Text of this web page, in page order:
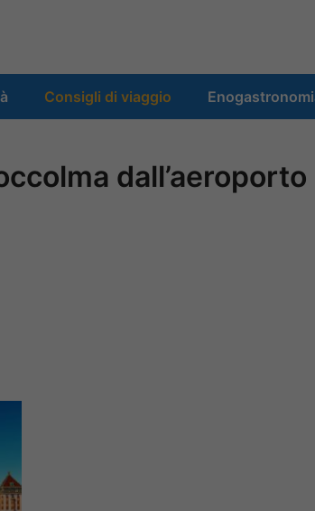
Consigli di viaggio
dall’aeroporto